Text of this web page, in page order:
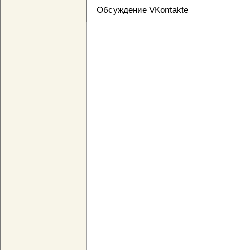
Обсуждение VKontakte